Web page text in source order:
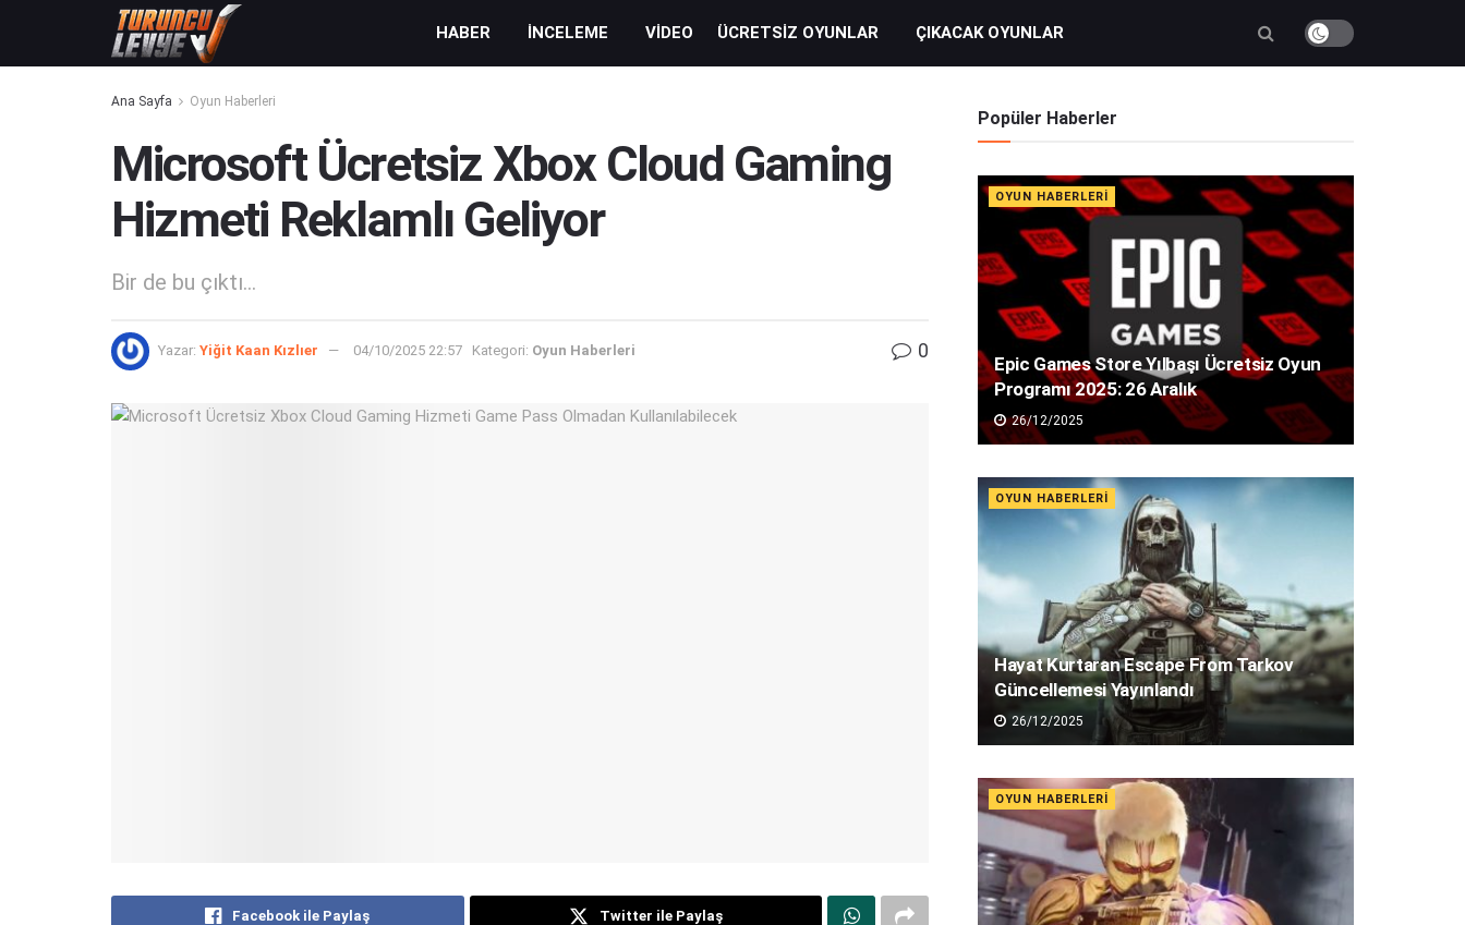
HABER İNCELEME VIDEO ÜCRETSIZ OYUNLAR ÇIKACAK OYUNLAR
Ana Sayfa Oyun Haberleri
Microsoft Ücretsiz Xbox Cloud Gaming
Hizmeti Reklamlı Geliyor
Bir de bu çıktı...
Yazar: Yiğit Kaan Kızlıer 04/10/2025 22:57 Kategori: Oyun Haberleri 0
Facebook ile Paylaş Twitter ile Paylaş
Popüler Haberler
OYUN HABERLERI
Epic Games Store Yılbaşı Ücretsiz Oyun
Programı 2025: 26 Aralık
26/12/2025
OYUN HABERLERI
Hayat Kurtaran Escape From Tarkov
Güncellemesi Yayınlandı
26/12/2025
OYUN HABERLERI